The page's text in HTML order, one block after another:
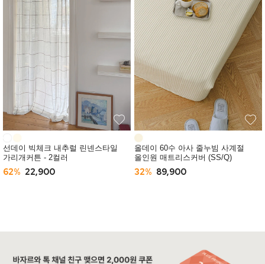
선데이 빅체크 내추럴 린넨스타일
가리개커튼 - 2컬러
62% 22,900
올데이 60수 아사 줄누빔 사계절
올인원 매트리스커버 (SS/Q)
32% 89,900